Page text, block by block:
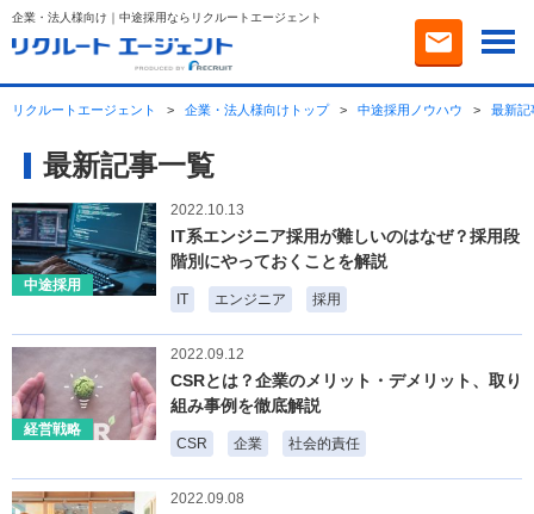
企業・法人様向け｜中途採用ならリクルートエージェント
リクルートエージェント > 企業・法人様向けトップ > 中途採用ノウハウ > 最新記
最新記事一覧
中途採用
2022.10.13
IT系エンジニア採用が難しいのはなぜ？採用段
階別にやっておくことを解説
IT エンジニア 採用
経営戦略
2022.09.12
CSRとは？企業のメリット・デメリット、取り
組み事例を徹底解説
CSR 企業 社会的責任
2022.09.08